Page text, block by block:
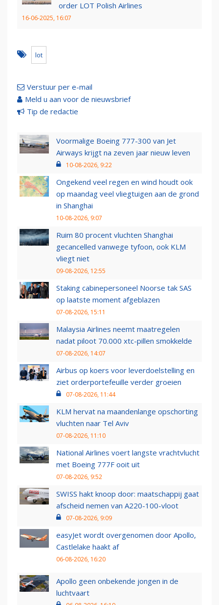
order LOT Polish Airlines
16-06-2025, 16:07
lot
Verstuur per e-mail
Meld u aan voor de nieuwsbrief
Tip de redactie
Voormalige Boeing 777-300 van Jet
Airways krijgt na zeven jaar nieuw leven
10-08-2026, 9:22
Ongekend veel regen en wind houdt ook
op maandag veel vliegtuigen aan de grond
in Shanghai
10-08-2026, 9:07
Ruim 80 procent vluchten Shanghai
gecancelled vanwege tyfoon, ook KLM
vliegt niet
09-08-2026, 12:55
Staking cabinepersoneel Noorse tak SAS
op laatste moment afgeblazen
07-08-2026, 15:11
Malaysia Airlines neemt maatregelen
nadat piloot 70.000 xtc-pillen smokkelde
07-08-2026, 14:07
Airbus op koers voor leverdoelstelling en
ziet orderportefeuille verder groeien
07-08-2026, 11:44
KLM hervat na maandenlange opschorting
vluchten naar Tel Aviv
07-08-2026, 11:10
National Airlines voert langste vrachtvlucht
met Boeing 777F ooit uit
07-08-2026, 9:52
SWISS hakt knoop door: maatschappij gaat
afscheid nemen van A220-100-vloot
07-08-2026, 9:09
easyJet wordt overgenomen door Apollo,
Castlelake haakt af
06-08-2026, 16:20
Apollo geen onbekende jongen in de
luchtvaart